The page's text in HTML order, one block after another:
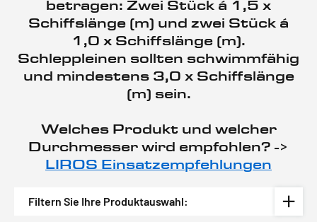
betragen: Zwei Stück á 1,5 x
Schiffslänge (m) und zwei Stück á
1,0 x Schiffslänge (m).
Schleppleinen sollten schwimmfähig
und mindestens 3,0 x Schiffslänge
(m) sein.
Welches Produkt und welcher
Durchmesser wird empfohlen? ->
LIROS Einsatzempfehlungen
Filtern Sie Ihre Produktauswahl: